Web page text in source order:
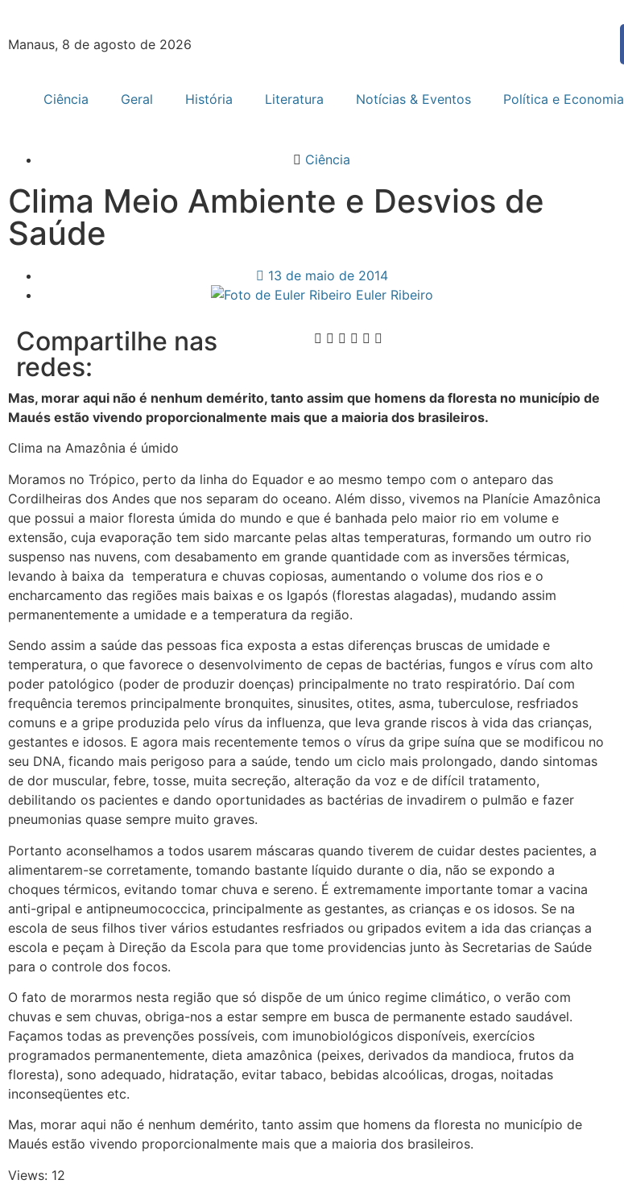
Manaus, 8 de agosto de 2026
Ciência Geral História Literatura Notícias & Eventos Política e Economia
Ciência
Clima Meio Ambiente e Desvios de
Saúde
13 de maio de 2014
Euler Ribeiro
Compartilhe nas
redes:
Mas, morar aqui não é nenhum demérito, tanto assim que homens da floresta no município de
Maués estão vivendo proporcionalmente mais que a maioria dos brasileiros.
Clima na Amazônia é úmido
Moramos no Trópico, perto da linha do Equador e ao mesmo tempo com o anteparo das
Cordilheiras dos Andes que nos separam do oceano. Além disso, vivemos na Planície Amazônica
que possui a maior floresta úmida do mundo e que é banhada pelo maior rio em volume e
extensão, cuja evaporação tem sido marcante pelas altas temperaturas, formando um outro rio
suspenso nas nuvens, com desabamento em grande quantidade com as inversões térmicas,
levando à baixa da temperatura e chuvas copiosas, aumentando o volume dos rios e o
encharcamento das regiões mais baixas e os Igapós (florestas alagadas), mudando assim
permanentemente a umidade e a temperatura da região.
Sendo assim a saúde das pessoas fica exposta a estas diferenças bruscas de umidade e
temperatura, o que favorece o desenvolvimento de cepas de bactérias, fungos e vírus com alto
poder patológico (poder de produzir doenças) principalmente no trato respiratório. Daí com
frequência teremos principalmente bronquites, sinusites, otites, asma, tuberculose, resfriados
comuns e a gripe produzida pelo vírus da influenza, que leva grande riscos à vida das crianças,
gestantes e idosos. E agora mais recentemente temos o vírus da gripe suína que se modificou no
seu DNA, ficando mais perigoso para a saúde, tendo um ciclo mais prolongado, dando sintomas
de dor muscular, febre, tosse, muita secreção, alteração da voz e de difícil tratamento,
debilitando os pacientes e dando oportunidades as bactérias de invadirem o pulmão e fazer
pneumonias quase sempre muito graves.
Portanto aconselhamos a todos usarem máscaras quando tiverem de cuidar destes pacientes, a
alimentarem-se corretamente, tomando bastante líquido durante o dia, não se expondo a
choques térmicos, evitando tomar chuva e sereno. É extremamente importante tomar a vacina
anti-gripal e antipneumococcica, principalmente as gestantes, as crianças e os idosos. Se na
escola de seus filhos tiver vários estudantes resfriados ou gripados evitem a ida das crianças a
escola e peçam à Direção da Escola para que tome providencias junto às Secretarias de Saúde
para o controle dos focos.
O fato de morarmos nesta região que só dispõe de um único regime climático, o verão com
chuvas e sem chuvas, obriga-nos a estar sempre em busca de permanente estado saudável.
Façamos todas as prevenções possíveis, com imunobiológicos disponíveis, exercícios
programados permanentemente, dieta amazônica (peixes, derivados da mandioca, frutos da
floresta), sono adequado, hidratação, evitar tabaco, bebidas alcoólicas, drogas, noitadas
inconseqüentes etc.
Mas, morar aqui não é nenhum demérito, tanto assim que homens da floresta no município de
Maués estão vivendo proporcionalmente mais que a maioria dos brasileiros.
Views: 12